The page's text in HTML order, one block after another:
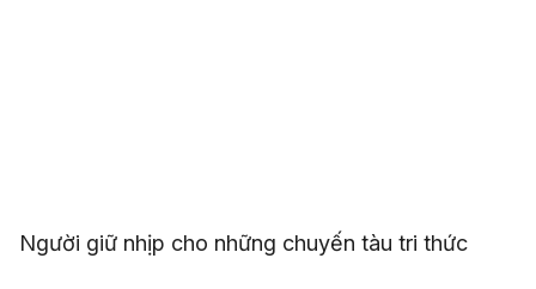
Người giữ nhịp cho những chuyến tàu tri thức